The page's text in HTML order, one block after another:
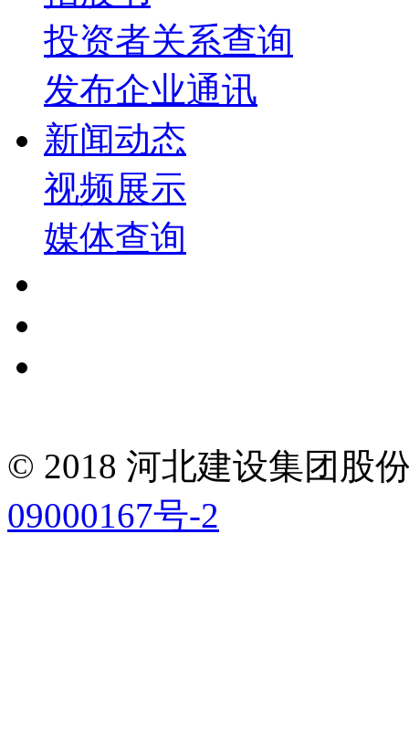
投资者关系查询
发布企业通讯
新闻动态
视频展示
媒体查询
© 2018 河北建设集团股
09000167号-2